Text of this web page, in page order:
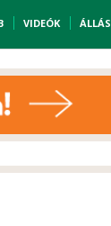
VIDEÓK ÁLLÁS